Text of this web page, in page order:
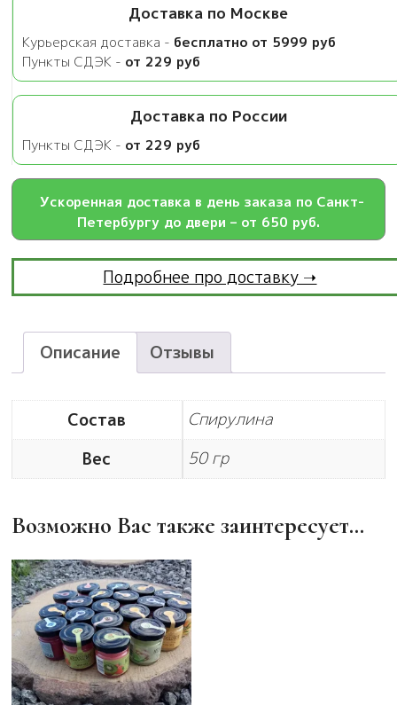
Доставка по Москве
Курьерская доставка - бесплатно от 5999 руб
Пункты СДЭК - от 229 руб
Доставка по России
Пункты СДЭК - от 229 руб
Ускоренная доставка в день заказа по Санкт-
Петербургу до двери – от 650 руб.
Подробнее про доставку ➝
Описание Отзывы
Состав
Спирулина
Вес
50 гр
Возможно Вас также заинтересует…